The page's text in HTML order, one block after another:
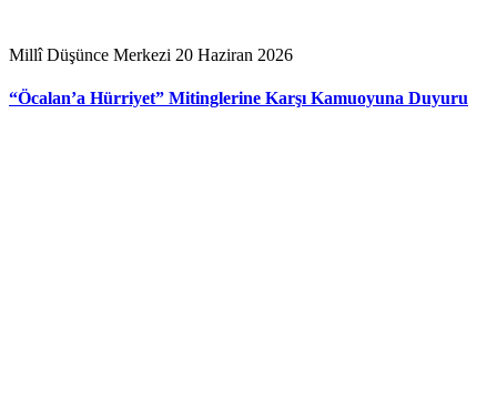
Millî Düşünce Merkezi 20 Haziran 2026
“Öcalan’a Hürriyet” Mitinglerine Karşı Kamuoyuna Duyuru